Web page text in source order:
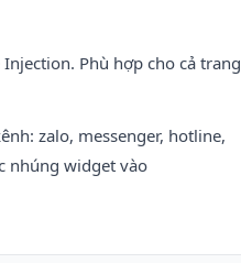
Phù hợp cho cả trang
zalo, messenger, hotline,
nhúng widget vào